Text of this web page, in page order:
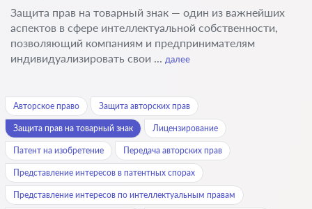
Защита прав на товарный знак — один из важнейших
аспектов в сфере интеллектуальной собственности,
позволяющий компаниям и предпринимателям
индивидуализировать свои ... далее
Авторское право Защита авторских прав
Защита прав на товарный знак Лицензирование
Патент на изобретение Передача авторских прав
Представление интересов в патентных спорах
Представление интересов по интеллектуальным правам